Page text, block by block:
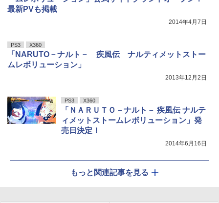
最新PVも掲載
2014年4月7日
PS3 X360
「NARUTO－ナルト－ 疾風伝 ナルティメットストー
ムレボリューション」
2013年12月2日
PS3 X360
「ＮＡＲＵＴＯ－ナルト－ 疾風伝 ナルテ
ィメットストームレボリューション」発
売日決定！
2014年6月16日
もっと関連記事を見る